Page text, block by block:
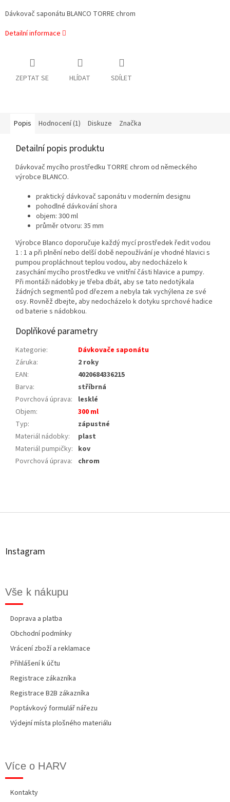
Dávkovač saponátu BLANCO TORRE chrom
Detailní informace
ZEPTAT SE HLÍDAT SDÍLET
Popis Hodnocení (1) Diskuze Značka
Detailní popis produktu
Dávkovač mycího prostředku TORRE chrom od německého
výrobce BLANCO.
praktický dávkovač saponátu v moderním designu
pohodlné dávkování shora
objem: 300 ml
průměr otvoru: 35 mm
Výrobce Blanco doporučuje každý mycí prostředek ředit vodou
1 : 1 a při plnění nebo delší době nepoužívání je vhodné hlavici s
pumpou propláchnout teplou vodou, aby nedocházelo k
zasychání mycího prostředku ve vnitřní části hlavice a pumpy.
Při montáži nádobky je třeba dbát, aby se tato nedotýkala
žádných segmentů pod dřezem a nebyla tak vychýlena ze své
osy. Rovněž dbejte, aby nedocházelo k dotyku sprchové hadice
od baterie s nádobkou.
Doplňkové parametry
Kategorie:
Dávkovače saponátu
Záruka:
2 roky
EAN:
4020684336215
Barva:
stříbrná
Povrchová úprava:
lesklé
Objem:
300 ml
Typ:
zápustné
Materiál nádobky:
plast
Materiál pumpičky: kov
Povrchová úprava: chrom
á
Instagram
Vše k nákupu
Doprava a platba
Obchodní podmínky
Vrácení zboží a reklamace
Přihlášení k účtu
Registrace zákazníka
Registrace B2B zákazníka
Poptávkový formulář nářezu
Výdejní místa plošného materiálu
Více o HARV
Kontakty